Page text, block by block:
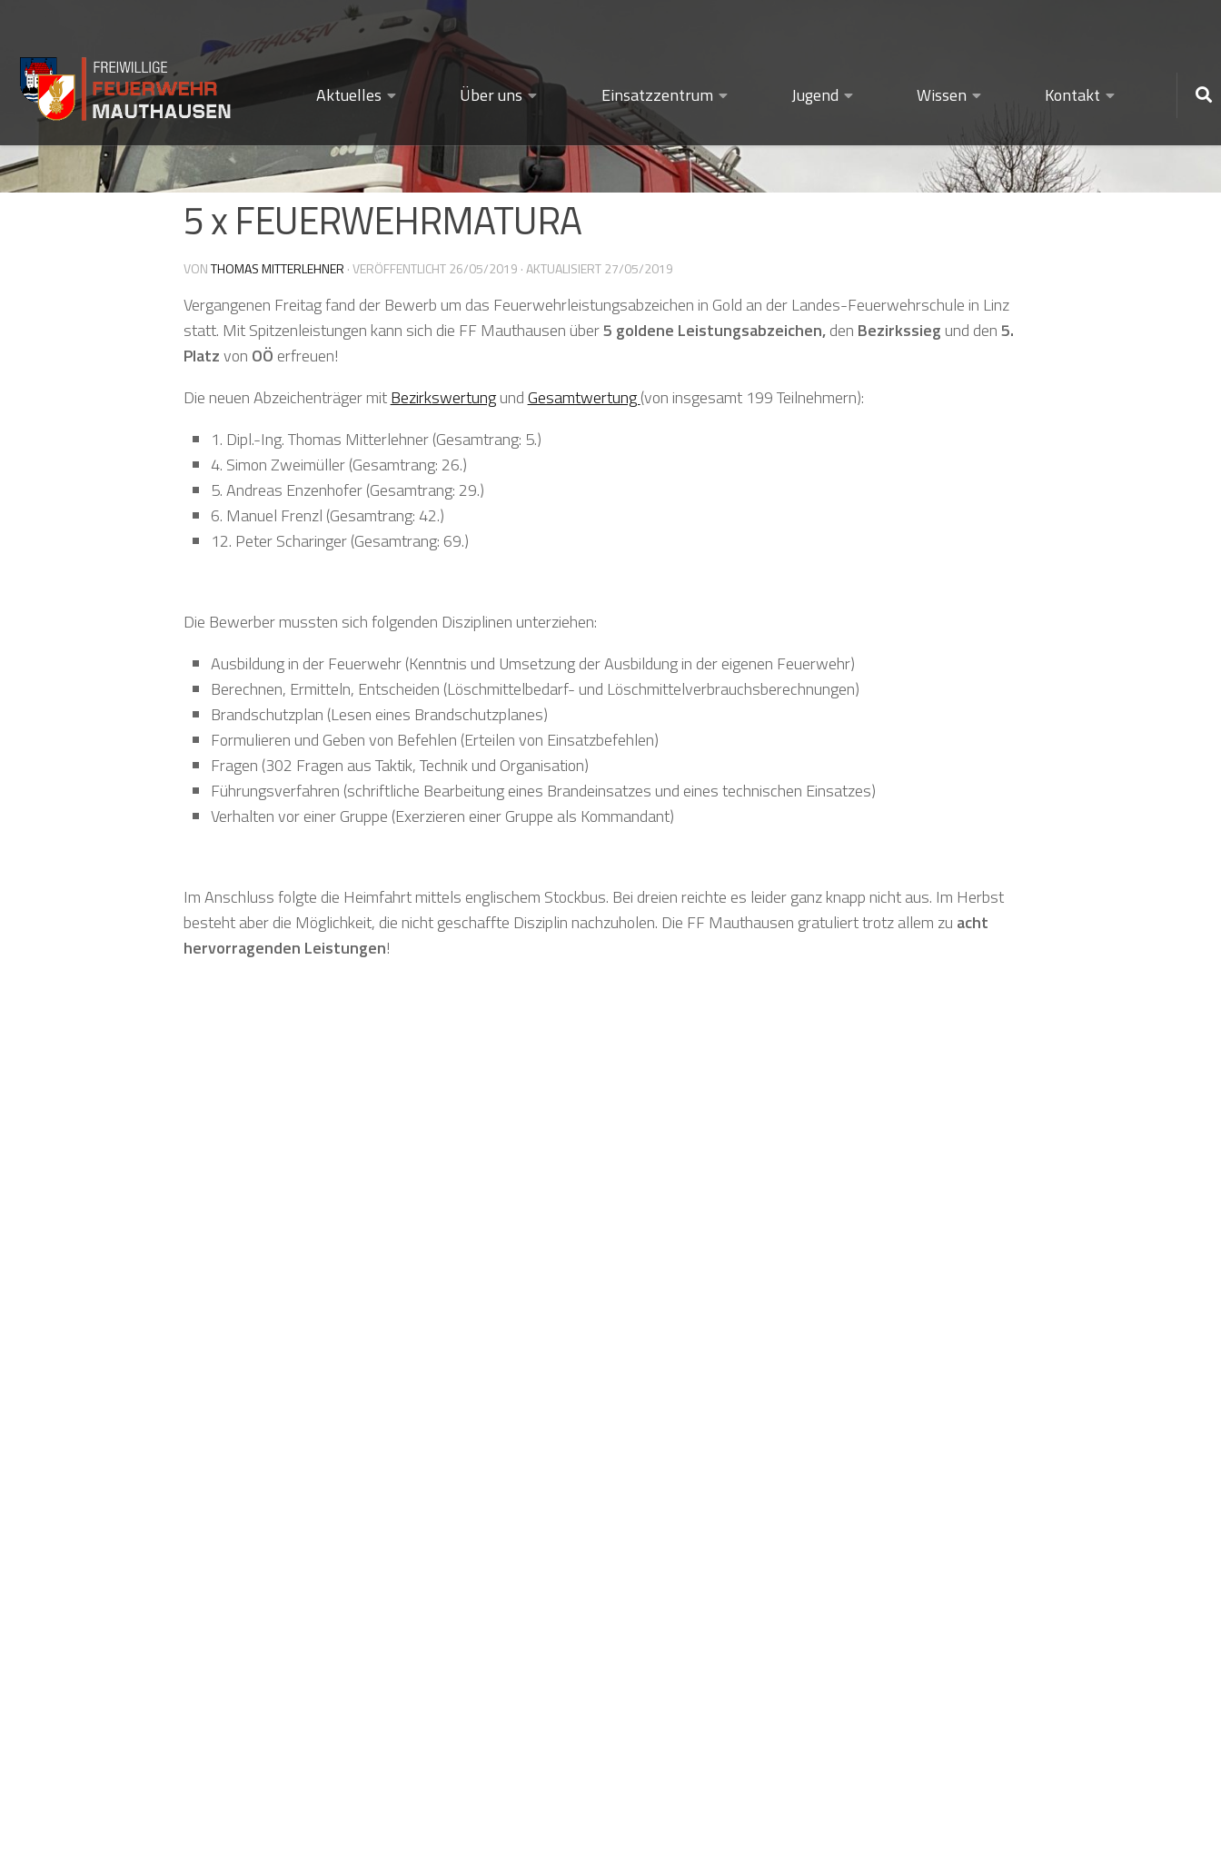
Aktuelles Über uns Einsatzzentrum Jugend Wissen Kontakt
5 x FEUERWEHRMATURA
VONTHOMAS MITTERLEHNER · VERÖFFENTLICHT26/05/2019 · AKTUALISIERT27/05/2019
Vergangenen Freitag fand der Bewerb um das Feuerwehrleistungsabzeichen in Gold an der Landes-Feuerwehrschule in Linz
statt. Mit Spitzenleistungen kann sich die FF Mauthausen über5 goldene Leistungsabzeichen,den Bezirkssieg und den5.
Platzvon OÖ erfreuen!
Die neuen Abzeichenträger mitBezirkswertungundGesamtwertung(von insgesamt 199 Teilnehmern):
1. Dipl.-Ing. Thomas Mitterlehner (Gesamtrang: 5.)
4. Simon Zweimüller (Gesamtrang: 26.)
5. Andreas Enzenhofer (Gesamtrang: 29.)
6. Manuel Frenzl (Gesamtrang: 42.)
12. Peter Scharinger (Gesamtrang: 69.)
Die Bewerber mussten sich folgenden Disziplinen unterziehen:
Ausbildung in der Feuerwehr (Kenntnis und Umsetzung der Ausbildung in der eigenen Feuerwehr)
Berechnen, Ermitteln, Entscheiden (Löschmittelbedarf- und Löschmittelverbrauchsberechnungen)
Brandschutzplan (Lesen eines Brandschutzplanes)
Formulieren und Geben von Befehlen (Erteilen von Einsatzbefehlen)
Fragen (302 Fragen aus Taktik, Technik und Organisation)
Führungsverfahren (schriftliche Bearbeitung eines Brandeinsatzes und eines technischen Einsatzes)
Verhalten vor einer Gruppe (Exerzieren einer Gruppe als Kommandant)
Im Anschluss folgte die Heimfahrt mittels englischem Stockbus. Bei dreien reichte es leider ganz knapp nicht aus. Im Herbst
besteht aber die Möglichkeit, die nicht geschaffte Disziplin nachzuholen. Die FF Mauthausen gratuliert trotz allem zu acht
hervorragenden Leistungen!